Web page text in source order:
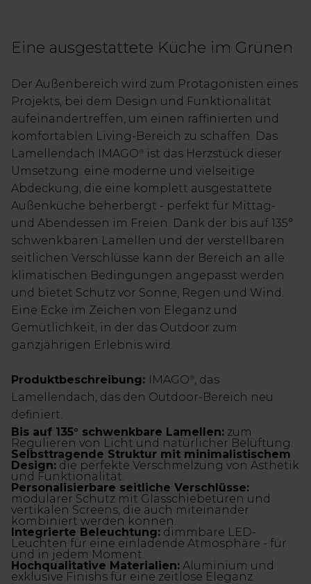
Eine ausgestattete Küche im Grünen
Der Außenbereich wird zum Protagonisten eines
Projekts, bei dem Design und Funktionalität
aufeinandertreffen, um einen raffinierten und
komfortablen Living-Bereich zu schaffen. Das
Lamellendach IMAGO ® ist das Herzstück dieser
Umsetzung: eine moderne und vielseitige
Abdeckung, die eine komplett ausgestattete
Außenküche beherbergt - perfekt für Mittag-
und Abendessen im Freien. Dank der bis auf 135°
schwenkbaren Lamellen und der verstellbaren
seitlichen Verschlüsse kann der Bereich an alle
klimatischen Bedingungen angepasst werden
und bietet Schutz vor Sonne, Regen und Wind.
Eine Ecke im Zeichen von Eleganz und
Gemütlichkeit, in der das Outdoor zum
ganzjährigen Erlebnis wird.
Produktbeschreibung: IMAGO ®
, das
Lamellendach, das den Outdoor-Bereich neu
definiert.
Bis auf 135° schwenkbare Lamellen: zum
Regulieren von Licht und natürlicher Belüftung.
Selbsttragende Struktur mit minimalistischem
Design: die perfekte Verschmelzung von Ästhetik
und Funktionalität.
Personalisierbare seitliche Verschlüsse:
modularer Schutz mit Glasschiebetüren und
vertikalen Screens, die auch miteinander
kombiniert werden können.
Integrierte Beleuchtung: dimmbare LED-
Leuchten für eine einladende Atmosphäre - für
und in jedem Moment.
Hochqualitative Materialien: Aluminium und
exklusive Finishs für eine zeitlose Eleganz.